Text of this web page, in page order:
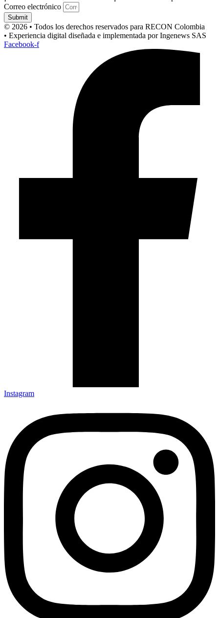
Correo electrónico
Submit
© 2026 • Todos los derechos reservados para RECON Colombia
• Experiencia digital diseñada e implementada por Ingenews SAS
Facebook-f
Instagram